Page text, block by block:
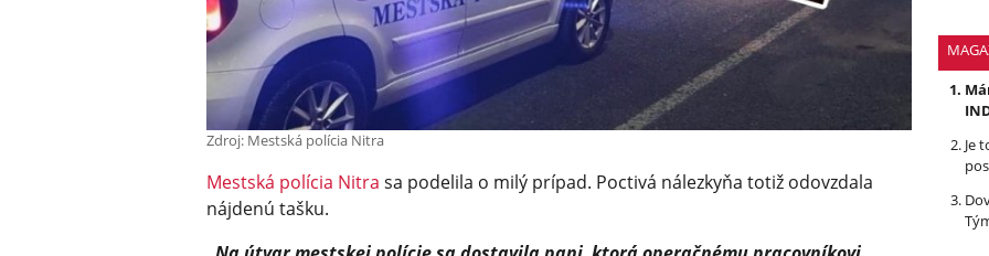
Zdroj: Mestská polícia Nitra
Mestská polícia Nitra sa podelila o milý prípad. Poctivá nálezkyňa totiž odovzdala
nájdenú tašku.
Je